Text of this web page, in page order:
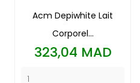
Acm Depiwhite Lait
Corporel...
Prix
323,04 MAD